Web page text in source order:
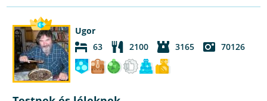
Ugor
63
2100 3165 70126